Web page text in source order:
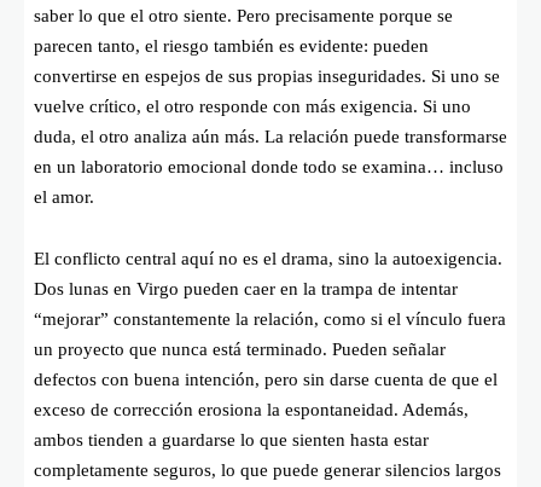
saber lo que el otro siente. Pero precisamente porque se
parecen tanto, el riesgo también es evidente: pueden
convertirse en espejos de sus propias inseguridades. Si uno se
vuelve crítico, el otro responde con más exigencia. Si uno
duda, el otro analiza aún más. La relación puede transformarse
en un laboratorio emocional donde todo se examina… incluso
el amor.
El conflicto central aquí no es el drama, sino la autoexigencia.
Dos lunas en Virgo pueden caer en la trampa de intentar
“mejorar” constantemente la relación, como si el vínculo fuera
un proyecto que nunca está terminado. Pueden señalar
defectos con buena intención, pero sin darse cuenta de que el
exceso de corrección erosiona la espontaneidad. Además,
ambos tienden a guardarse lo que sienten hasta estar
completamente seguros, lo que puede generar silencios largos